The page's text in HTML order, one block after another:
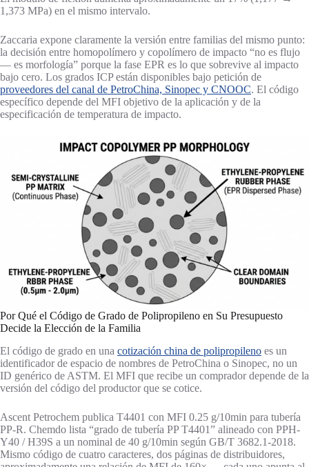
1,373 MPa) en el mismo intervalo.
Zaccaria expone claramente la versión entre familias del mismo punto:
la decisión entre homopolímero y copolímero de impacto “no es flujo
— es morfología” porque la fase EPR es lo que sobrevive al impacto
bajo cero. Los grados ICP están disponibles bajo petición de
proveedores del canal de PetroChina, Sinopec y CNOOC. El código
específico depende del MFI objetivo de la aplicación y de la
especificación de temperatura de impacto.
Por Qué el Código de Grado de Polipropileno en Su Presupuesto
Decide la Elección de la Familia
El código de grado en una cotización china de polipropileno es un
identificador de espacio de nombres de PetroChina o Sinopec, no un
ID genérico de ASTM. El MFI que recibe un comprador depende de la
versión del código del productor que se cotice.
Ascent Petrochem publica T4401 con MFI 0.25 g/10min para tubería
PP-R. Chemdo lista “grado de tubería PP T4401” alineado con PPH-
Y40 / H39S a un nominal de 40 g/10min según GB/T 3682.1-2018.
Mismo código de cuatro caracteres, dos páginas de distribuidores,